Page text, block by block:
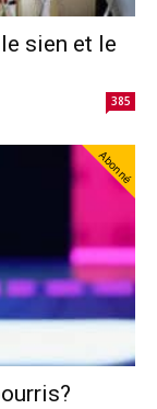
sien et le
385
Abonné